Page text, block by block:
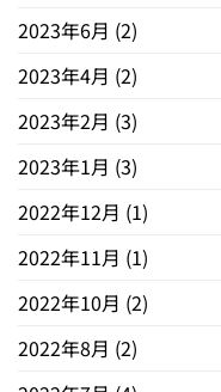
2023年6月 (2)
2023年4月 (2)
2023年2月 (3)
2023年1月 (3)
2022年12月 (1)
2022年11月 (1)
2022年10月 (2)
2022年8月 (2)